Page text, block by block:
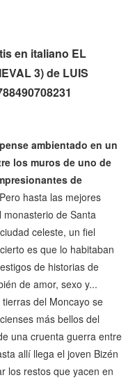
en italiano EL
3) de LUIS
ambientado en un
los muros de uno de
de
hasta las mejores
de Santa
celeste, un fiel
es que lo habitaban
de historias de
de amor, sexo y...
del Moncayo se
más bellos del
una cruenta guerra entre
allí llega el joven Bizén
los restos que yacen en